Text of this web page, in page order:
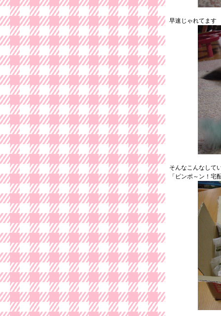
早速じゃれてます
そんなこんなして
「ピンポ～ン！宅